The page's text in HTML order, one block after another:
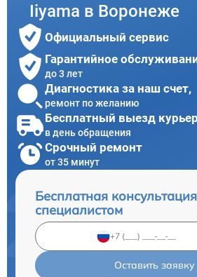
Iiyama в Воронеже
Официальный сервис
Гарантийное
до 3 лет
Диагностика за наш счет,
ремонт по желанию
Бесплатный выезд
в день обращения
Срочный ремонт
от 35 минут
Бесплатная
специалистом
Оставить заявку